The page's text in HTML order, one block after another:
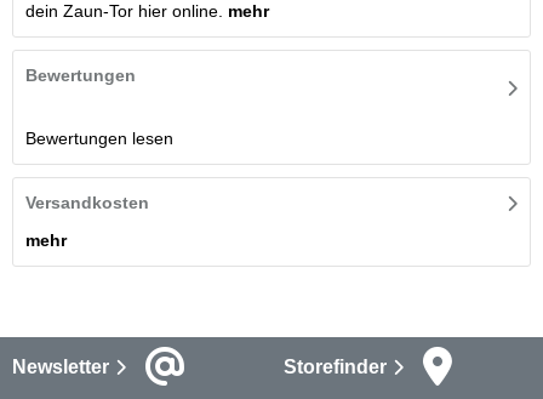
dein Zaun-Tor hier online. mehr
Bewertungen
Bewertungen lesen
Versandkosten
mehr
Newsletter Storefinder